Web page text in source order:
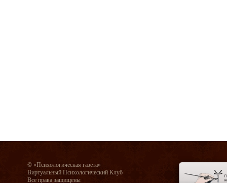
© «Психологическая газета»
Виртуальный Психологический Клуб
Все права защищены